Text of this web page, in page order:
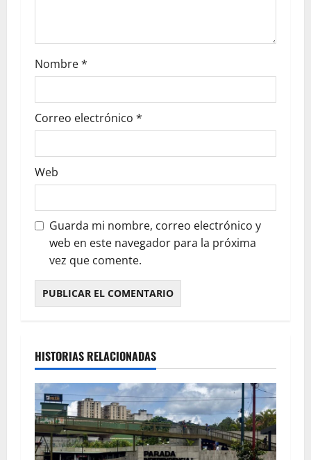
Nombre*
Correo electrónico *
Web
Guarda mi nombre, correo electrónico y
web en este navegador para la próxima
vez que comente.
HISTORIAS RELACIONADAS